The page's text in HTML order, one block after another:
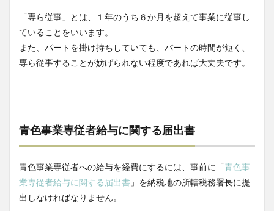
「専ら従事」とは、１年のうち６か月を超えて事業に従事し
ていることをいいます。
また、パートを掛け持ちしていても、パートの時間が短く、
専ら従事することが妨げられない程度であれば大丈夫です。
青色事業専従者給与に関する届出書
青色事業専従者への給与を経費にするには、事前に「青色事
業専従者給与に関する届出書 」を納税地の所轄税務署長に提
出しなければなりません。